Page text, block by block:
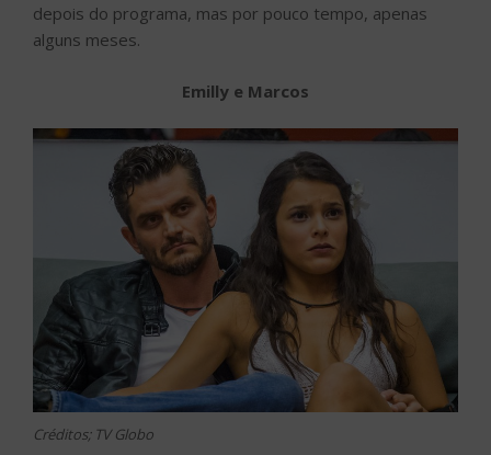
depois do programa, mas por pouco tempo, apenas
alguns meses.
Emilly e Marcos
Créditos; TV Globo